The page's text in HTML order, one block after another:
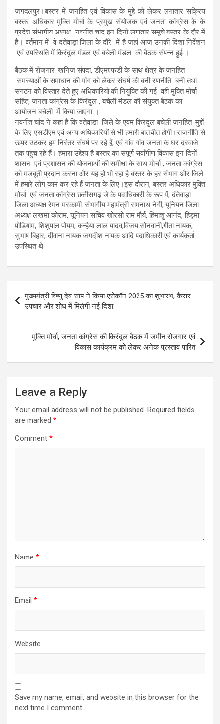
जगदलपुर।बस्तर में जनहित एवं विकास के मुद्दे को लेकर लगातार सक्रिय
बस्तर अधिकार मुक्ति मोर्चा के प्रमुख संयोजक एवं जनता कांग्रेस के के
प्रदेश संभागीय अध्यक्ष नवनीत चांद इन दिनों लगातार समूचे बस्तर के दौर में
है। वर्तमान में वे दंतेवाड़ा जिला के दौरे में है जहां आज उनकी दिशा निर्देशन
एवं उपस्थिति में किरंदुल मंडल एवं बचेली मंडल की बैठक संपन्न हुई ।
बैठक में रोजगार, खनिज संपदा, डीएमएफडी के साथ क्षेत्र के जनहित
समस्याओं के समाधान की मांग को लेकर संघर्ष की बनी रणनीति बनी तथा
संगठन को विस्तार देते हुए अधिकारियों की नियुक्ति की गई वहीं मुक्ति मोर्चा
सहित, जनता कांग्रेस के किरंदुल , बचेली मंडल की संयुक्त बैठक का
आयोजन बचेली में किया जाएगा ।
नवनीत चांद ने कहा है कि दंतेवाडा जिले के एवम किरंदुल बचेली जनहित मुद्दों
के लिए एसडीएम एवं अन्य अधिकारियों से भी हमारी बातचीत होगी।राजनीति से
ऊपर उठकर हम निरंतर संघर्ष पर रहे हैं, एवं गांव गांव जनता के घर दरवाजे
तक पहुंच रहे हैं। हमारा उद्देश्य है बस्तर का संपूर्ण सर्वांगीण विकास इन दिनों
शासन एवं प्रशासन की योजनाओं की समीक्षा के साथ मोर्चा , जनता कांग्रेस
को मजबूती प्रदान करना और यह हो भी रहा है बस्तर के हर संभाग और जिले
में हमारे लोग काम कर रहे हैं जनता के लिए।इस दौरान, बस्तर अधिकार मुक्ति
मोर्चा एवं जनता कांग्रेस छत्तीसगढ़ जे के पदाधिकारी के रूप में, दंतेवाड़ा
जिला अध्यक्ष रेमन मरकामी, संभागीय महामंत्री रामनाथ नेगी, यूनियन जिला
अध्यक्ष लखमा कोराम, यूनियन सचिव खोरसो राम मौर्य, हिमांशु आनंद, हिड़मा
पोडियाम, शिशुपाल पोयम, कन्हैया लाल यादव,विजय सोनवानी,गीता नायक,
सुभाष बिहार, दीवाना नायक जगदीश नायक आदि पदाधिकारी एवं कार्यकर्ता
उपस्थित थे
navigation
मुख्यमंत्री विष्णु देव साय ने किया एरोकॉन 2025 का शुभारंभ, कैंसर
उपचार और शोध में मिलेगी नई दिशा
मुक्ति मोर्चा, जनता कांग्रेस की किरंदुल बैठक में जमीन रोजगार एवं
विकास कार्यक्रम को लेकर अनेक प्रस्ताव पारित
Leave a Reply
Your email address will not be published. Required fields
are marked *
Comment *
Name *
Email *
Website
Save my name, email, and website in this browser for the
next time I comment.